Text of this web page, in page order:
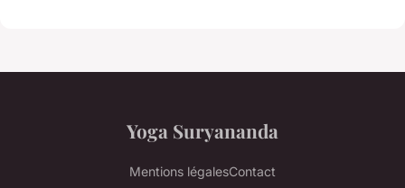
Yoga Suryananda
Mentions légalesContact